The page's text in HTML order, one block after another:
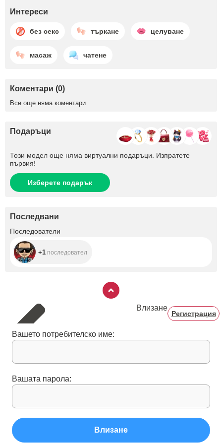
Интереси
без секс търкане целуване
масаж чатене
Коментари (0)
Все още няма коментари
Подаръци
Този модел още няма виртуални подаръци. Изпратете
първия!
Изберете подарък
Последвани
Последователи
+1 последовател
Влизане
Регистрация
Вашето потребителско име:
Вашата парола:
Влизане